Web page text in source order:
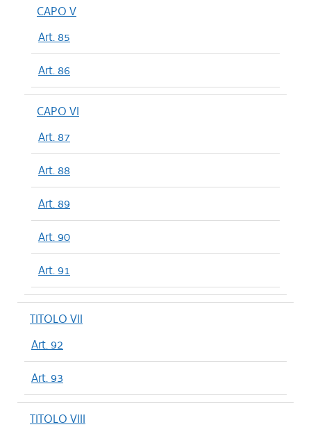
CAPO V
Art. 85
Art. 86
CAPO VI
Art. 87
Art. 88
Art. 89
Art. 90
Art. 91
TITOLO VII
Art. 92
Art. 93
TITOLO VIII